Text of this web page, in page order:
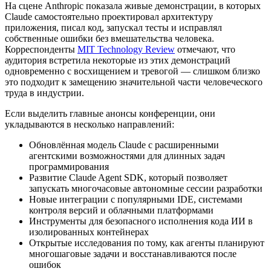
На сцене Anthropic показала живые демонстрации, в которых
Claude самостоятельно проектировал архитектуру
приложения, писал код, запускал тесты и исправлял
собственные ошибки без вмешательства человека.
Корреспонденты MIT Technology Review отмечают, что
аудитория встретила некоторые из этих демонстраций
одновременно с восхищением и тревогой — слишком близко
это подходит к замещению значительной части человеческого
труда в индустрии.
Если выделить главные анонсы конференции, они
укладываются в несколько направлений:
Обновлённая модель Claude с расширенными
агентскими возможностями для длинных задач
программирования
Развитие Claude Agent SDK, который позволяет
запускать многочасовые автономные сессии разработки
Новые интеграции с популярными IDE, системами
контроля версий и облачными платформами
Инструменты для безопасного исполнения кода ИИ в
изолированных контейнерах
Открытые исследования по тому, как агенты планируют
многошаговые задачи и восстанавливаются после
ошибок